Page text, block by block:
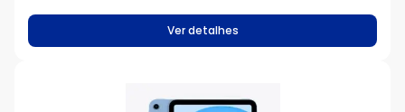
Ver detalhes